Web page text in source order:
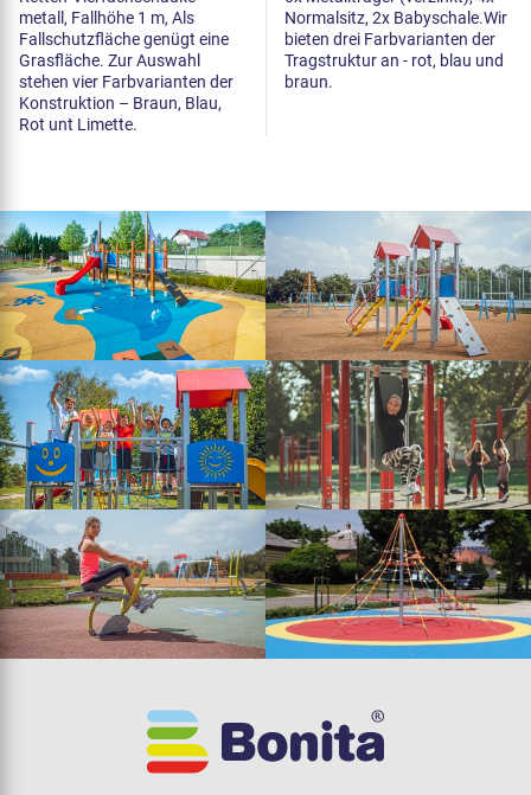
metall, Fallhöhe 1 m, Als
Fallschutzfläche genügt eine
Grasfläche. Zur Auswahl
stehen vier Farbvarianten der
Konstruktion – Braun, Blau,
Rot unt Limette.
Normalsitz, 2x Babyschale.Wir
bieten drei Farbvarianten der
Tragstruktur an - rot, blau und
braun.